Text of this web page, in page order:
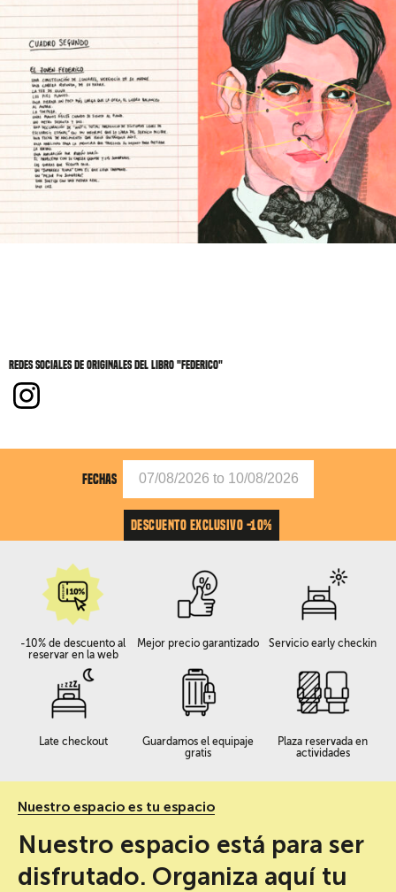
Redes sociales de Originales del libro "Federico"
FECHAS
DESCUENTO EXCLUSIVO -10%
-10% de descuento al
reservar en la web
Mejor precio garantizado Servicio early checkin
Late checkout
Guardamos el equipaje
gratis
Plaza reservada en
actividades
Nuestro espacio es tu espacio
Nuestro espacio está para ser
disfrutado. Organiza aquí tu